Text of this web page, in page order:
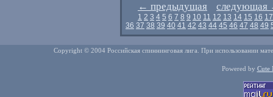
← предыдущая следующая
1 2 3 4 5 6 7 8 9 10 11 12 13 14 15 16 17
36 37 38 39 40 41 42 43 44 45 46 47 48 49
Copyright © 2004 Российская спиннинговая лига. При использовании
Powered by Cute